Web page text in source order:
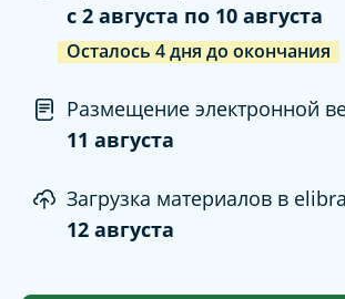
c 2 августа по 10 августа
Осталось 4дня до окончания
Размещение электронной
11 августа
Загрузка материалов в
12 августа